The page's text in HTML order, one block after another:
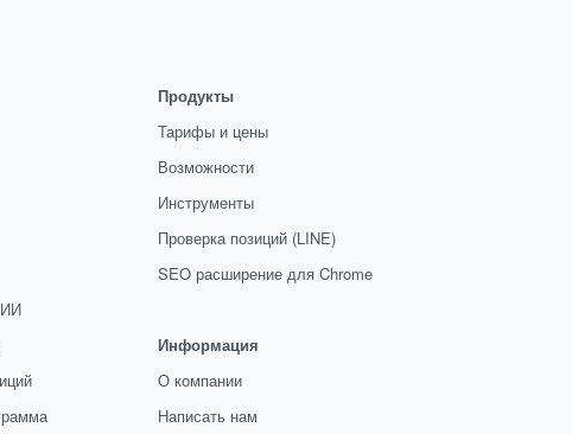
Продукты
Тарифы и цены
Возможности
Инструменты
Проверка позиций (LINE)
SEO расширение для Chrome
Информация
О компании
Написать нам